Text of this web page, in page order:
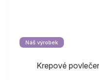
Náš výrobek
Krepové